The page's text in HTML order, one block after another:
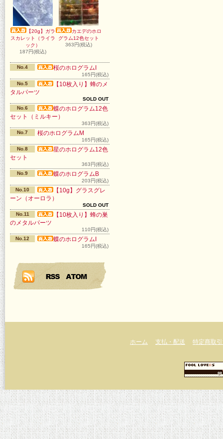
【20g】ガラ
スカレット（ライラ
ック）
187円(税込)
カエデのホロ
グラム12色セット
363円(税込)
No.4 桜のホログラムI
165円(税込)
No.5
【10枚入り】蜂のメ
タルパーツ
SOLD OUT
No.6
蝶のホログラム12色
セット（ミルキー）
363円(税込)
No.7
桜のホログラムM
165円(税込)
No.8
星のホログラム12色
セット
363円(税込)
No.9
蝶のホログラムB
203円(税込)
No.10
【10g】グラスグレ
ーン（オーロラ）
SOLD OUT
No.11
【10枚入り】蜂の巣
のメタルパーツ
110円(税込)
No.12
蝶のホログラムI
165円(税込)
ホーム 支払・配送 特定商取